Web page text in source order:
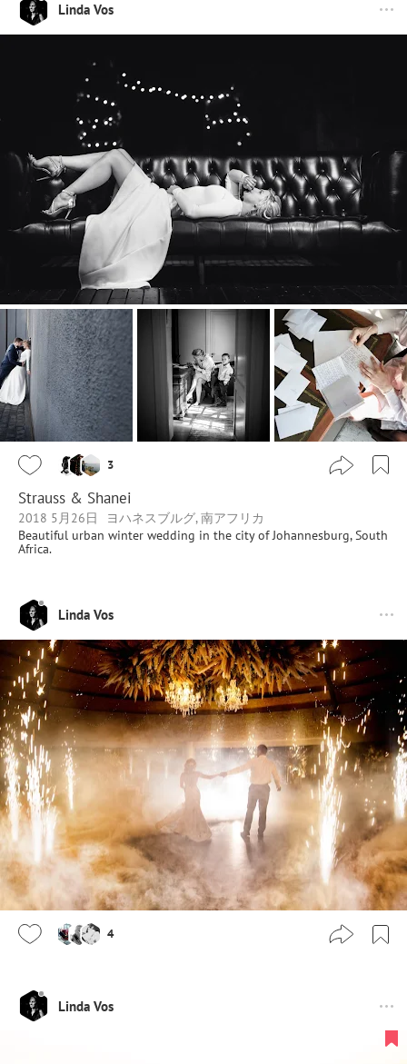
Linda Vos
3
Strauss & Shanei
2018 5月26日
ヨハネスブルグ, 南アフリカ
Beautiful urban winter wedding in the city of Johannesburg, South
Africa.
Linda Vos
4
Linda Vos